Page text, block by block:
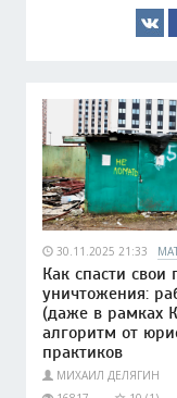
30.11.2025 21:33
Как спасти свои
уничтожения:
(даже в рамках
алгоритм от
практиков
МИХАИЛ ДЕЛЯГИН